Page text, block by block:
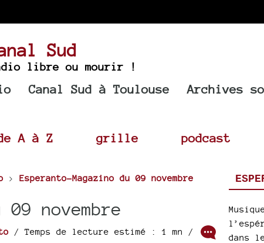
Sud
libre ou mourir !
Canal Sud à Toulouse Archives
A à Z grille podcast
> Esperanto-Magazino du 09 novembre
novembre
/ Temps de lecture estimé : 1 mn /
dans